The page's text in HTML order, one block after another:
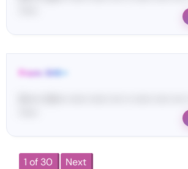
From: SHE••
1 of 30
Next